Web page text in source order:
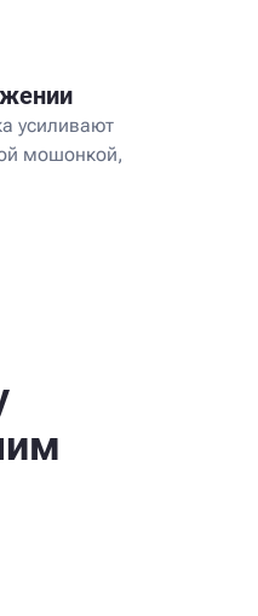
усиливают
мошонкой,